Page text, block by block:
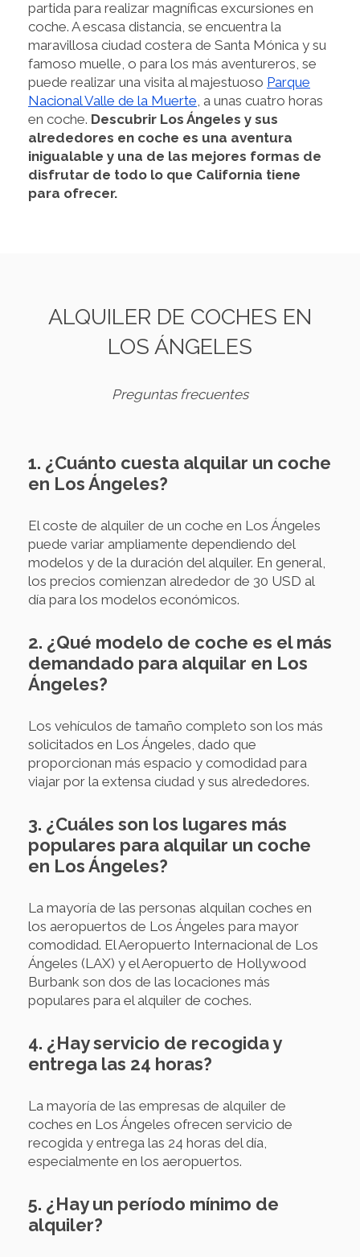
partida para realizar magníficas excursiones en
coche. A escasa distancia, se encuentra la
maravillosa ciudad costera de Santa Mónica y su
famoso muelle, o para los más aventureros, se
puede realizar una visita al majestuoso Parque
Nacional Valle de la Muerte , a unas cuatro horas
en coche. Descubrir Los Ángeles y sus
alrededores en coche es una aventura
inigualable y una de las mejores formas de
disfrutar de todo lo que California tiene
para ofrecer.
ALQUILER DE COCHES EN
LOS ÁNGELES
Preguntas frecuentes
1. ¿Cuánto cuesta alquilar un coche
en Los Ángeles?
El coste de alquiler de un coche en Los Ángeles
puede variar ampliamente dependiendo del
modelos y de la duración del alquiler. En general,
los precios comienzan alrededor de 30 USD al
día para los modelos económicos.
2. ¿Qué modelo de coche es el más
demandado para alquilar en Los
Ángeles?
Los vehículos de tamaño completo son los más
solicitados en Los Ángeles, dado que
proporcionan más espacio y comodidad para
viajar por la extensa ciudad y sus alrededores.
3. ¿Cuáles son los lugares más
populares para alquilar un coche
en Los Ángeles?
La mayoría de las personas alquilan coches en
los aeropuertos de Los Ángeles para mayor
comodidad. El Aeropuerto Internacional de Los
Ángeles (LAX) y el Aeropuerto de Hollywood
Burbank son dos de las locaciones más
populares para el alquiler de coches.
4. ¿Hay servicio de recogida y
entrega las 24 horas?
La mayoría de las empresas de alquiler de
coches en Los Ángeles ofrecen servicio de
recogida y entrega las 24 horas del día,
especialmente en los aeropuertos.
5. ¿Hay un período mínimo de
alquiler?